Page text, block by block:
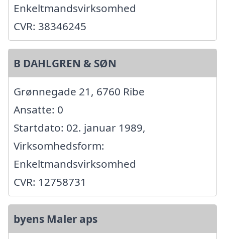
Enkeltmandsvirksomhed
CVR: 38346245
B DAHLGREN & SØN
Grønnegade 21, 6760 Ribe
Ansatte: 0
Startdato: 02. januar 1989,
Virksomhedsform:
Enkeltmandsvirksomhed
CVR: 12758731
byens Maler aps